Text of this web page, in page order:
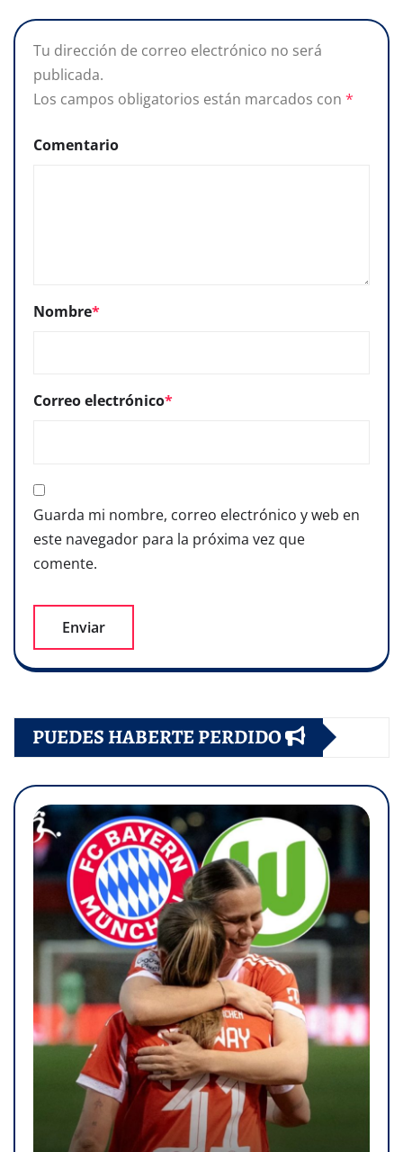
Tu dirección de correo electrónico no será
publicada.
Los campos obligatorios están marcados con *
Comentario
Nombre*
Correo electrónico*
Guarda mi nombre, correo electrónico y web en
este navegador para la próxima vez que
comente.
PUEDES HABERTE PERDIDO